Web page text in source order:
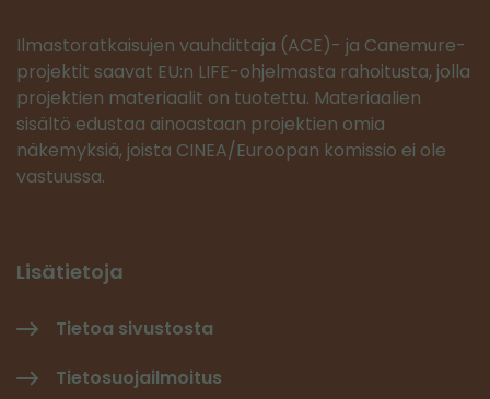
Ilmastoratkaisujen vauhdittaja (ACE)- ja Canemure-
projektit saavat EU:n LIFE-ohjelmasta rahoitusta, jolla
projektien materiaalit on tuotettu. Materiaalien
sisältö edustaa ainoastaan projektien omia
näkemyksiä, joista CINEA/Euroopan komissio ei ole
vastuussa.
Lisätietoja
Tietoa sivustosta
Tietosuojailmoitus